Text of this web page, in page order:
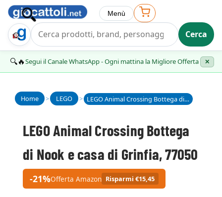
Trova Regalo Cerca
Menù
🔍🔥Segui il Canale WhatsApp - Ogni mattina la Migliore Offerta ✕
Home > LEGO > LEGO Animal Crossing Bottega di Nook e casa di Grinfia, 77050
LEGO Animal Crossing Bottega
di Nook e casa di Grinfia, 77050
-21%Offerta Amazon Risparmi €15,45